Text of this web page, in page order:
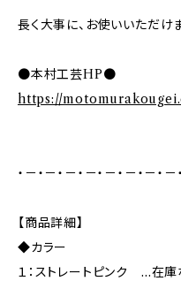
長く大事に、お使いいただけま
●本村工芸HP●
https://
・－・－・－・－・－・－・－・－
【商品詳細】
◆カラー
１：ストレートピンク …在庫